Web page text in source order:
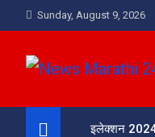
to
Sunday, August 9, 2026
News
इलेक्शन